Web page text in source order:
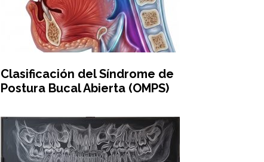
Clasificación del Síndrome de
Postura Bucal Abierta (OMPS)